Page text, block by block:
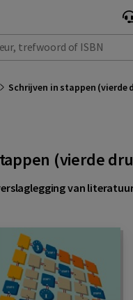
of ISBN
Schrijven in stappen (vierde
(vierde
van